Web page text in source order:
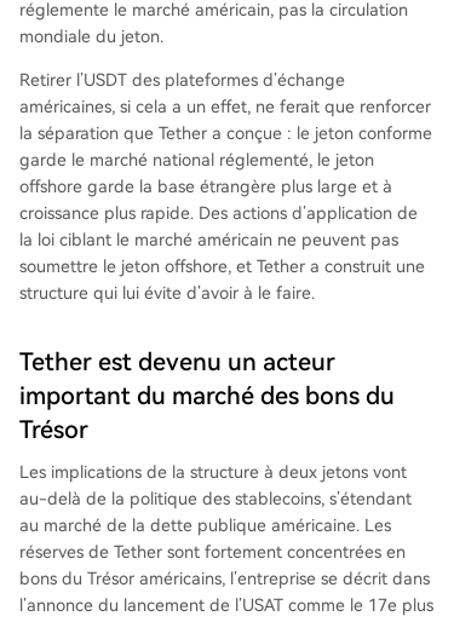
réglemente le marché américain, pas la circulation
mondiale du jeton.
Retirer l’USDT des plateformes d’échange
américaines, si cela a un effet, ne ferait que renforcer
la séparation que Tether a conçue : le jeton conforme
garde le marché national réglementé, le jeton
offshore garde la base étrangère plus large et à
croissance plus rapide. Des actions d’application de
la loi ciblant le marché américain ne peuvent pas
soumettre le jeton offshore, et Tether a construit une
structure qui lui évite d’avoir à le faire.
Tether est devenu un acteur
important du marché des bons du
Trésor
Les implications de la structure à deux jetons vont
au-delà de la politique des stablecoins, s’étendant
au marché de la dette publique américaine. Les
réserves de Tether sont fortement concentrées en
bons du Trésor américains, l’entreprise se décrit dans
l’annonce du lancement de l’USAT comme le 17e plus